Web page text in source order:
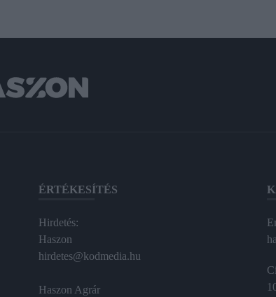
ÉRTÉKESÍTÉS
Hirdetés:
Haszon
hirdetes@kodmedia.hu
Haszon Agrár